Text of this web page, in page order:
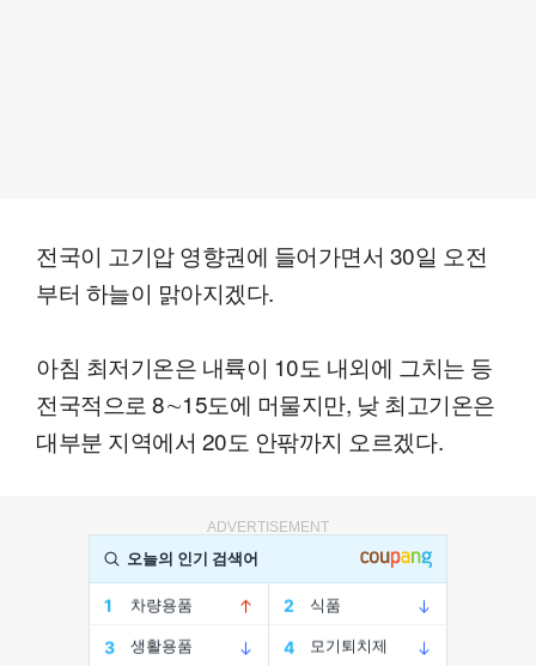
전국이 고기압 영향권에 들어가면서 30일 오전
부터 하늘이 맑아지겠다.
아침 최저기온은 내륙이 10도 내외에 그치는 등
전국적으로 8∼15도에 머물지만, 낮 최고기온은
대부분 지역에서 20도 안팎까지 오르겠다.
ADVERTISEMENT